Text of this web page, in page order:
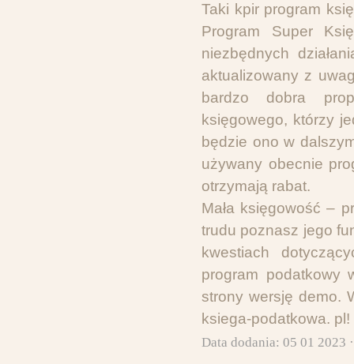
Taki kpir program
Program Super
niezbędnych
aktualizowany z
bardzo dobra
księgowego, którzy
będzie ono w
używany obecnie
otrzymają rabat.
Mała księgowość –
trudu poznasz jego
kwestiach
program podatkowy
strony wersję demo.
ksiega-podatkowa. pl!
Data dodania: 05 01 2023